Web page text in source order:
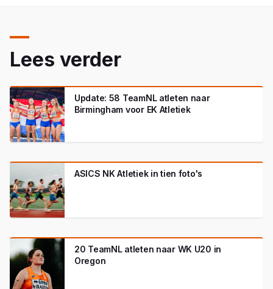
Lees verder
Update: 58 TeamNL atleten naar
Birmingham voor EK Atletiek
ASICS NK Atletiek in tien foto's
20 TeamNL atleten naar WK U20 in
Oregon